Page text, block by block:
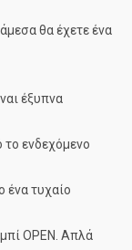
θα έχετε ένα
έξυπνα
ενδεχόμενο
ένα τυχαίο
OPEN. Απλά